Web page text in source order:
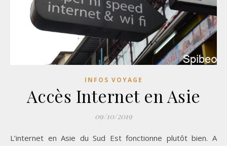
INFOS VOYAGE
Accès Internet en Asie
09/10/2019
L’internet en Asie du Sud Est fonctionne plutôt bien. A